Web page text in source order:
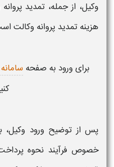
وکیل، از جمله، تمدید
هزینه تمدید پروانه وکالت
برای ورود به صفحه
پس از توضیح ورود وکیل،
خصوص فرآیند نحوه